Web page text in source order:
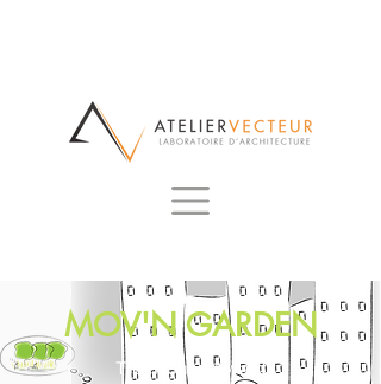
MOV'N GARDEN
TreeHouse Award